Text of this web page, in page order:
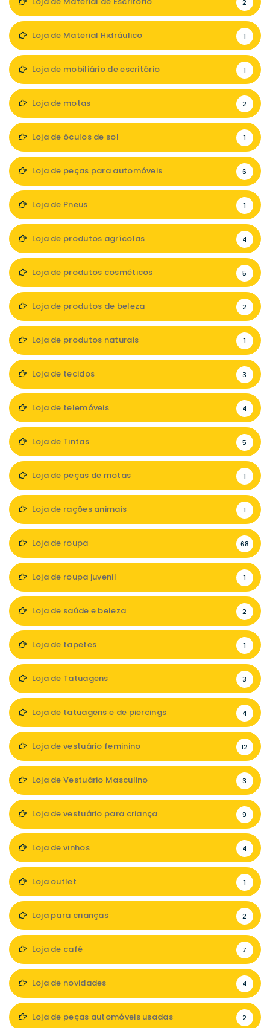
2
Loja de Material Hidráulico 1
Loja de mobiliário de escritório 1
Loja de motas 2
Loja de óculos de sol 1
Loja de peças para automóveis 6
Loja de Pneus 1
Loja de produtos agrícolas 4
Loja de produtos cosméticos 5
Loja de produtos de beleza 2
Loja de produtos naturais 1
Loja de tecidos 3
Loja de telemóveis 4
Loja de Tintas 5
Loja de peças de motas 1
Loja de rações animais 1
Loja de roupa 68
Loja de roupa juvenil 1
Loja de saúde e beleza 2
Loja de tapetes 1
Loja de Tatuagens 3
Loja de tatuagens e de piercings 4
Loja de vestuário feminino 12
Loja de Vestuário Masculino 3
Loja de vestuário para criança 9
Loja de vinhos 4
Loja outlet 1
Loja para crianças 2
Loja de café 7
Loja de novidades 4
Loja de peças automóveis usadas 2